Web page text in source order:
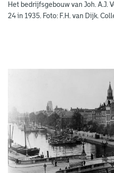
n
Het bedrijfsgebouw van Joh. A.J.
24 in 1935. Foto: F.H. van Dijk.
n